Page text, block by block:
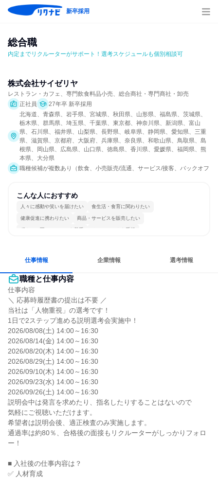
新卒採用
総合職
内定までリクルーターがサポート！選考スケジュールも個別相談可
株式会社サイゼリヤ
レストラン・カフェ、専門飲食料品小売、総合商社・専門商社・卸売
正社員
27年卒 新卒採用
北海道、青森県、岩手県、宮城県、秋田県、山形県、福島県、茨城県、
栃木県、群馬県、埼玉県、千葉県、東京都、神奈川県、新潟県、富山
県、石川県、福井県、山梨県、長野県、岐阜県、静岡県、愛知県、三重
県、滋賀県、京都府、大阪府、兵庫県、奈良県、和歌山県、鳥取県、島
根県、岡山県、広島県、山口県、徳島県、香川県、愛媛県、福岡県、熊
本県、大分県
職種候補が複数あり（飲食、小売販売/流通、サービス/接客、バックオフ
こんな人におすすめ
人々に感動や笑いを届けたい 食生活・食育に関わりたい
健康促進に携わりたい 商品・サービスを販売したい
穏やかで互いのペースを尊重 チームワークを重視
仕事情報 企業情報 選考情報
職種と仕事内容
仕事内容
＼ 応募時履歴書の提出は不要 ／
当社は「人物重視」の選考です！
1日で2ステップ進める説明選考会実施中！
2026/08/08(土) 14:00～16:30
2026/08/14(金) 14:00～16:30
2026/08/20(木) 14:00～16:30
2026/08/29(土) 14:00～16:30
2026/09/10(木) 14:00～16:30
2026/09/23(水) 14:00～16:30
2026/09/26(土) 14:00～16:30
説明会中は発言を求めたり、指名したりすることはないので
気軽にご視聴いただけます。
希望者は説明会後、適正検査のみ実施します。
通過率は約80％、合格後の面接もリクルーターがしっかりフォロ
ー！
■ 入社後の仕事内容は？
✅ 人材育成